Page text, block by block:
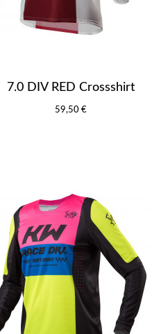
7.0 DIV RED Crossshirt
59,50 €